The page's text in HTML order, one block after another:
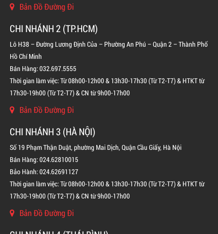
BÌNH CHỮA CHÁY KHÍ FM200 CHO TỦ ĐIỆN
Bản Đồ Đường Đi
CHI NHÁNH 2 (TP.HCM)
Lô H38 – Đường Lương Định Của – Phường An Phú – Quận 2 – Thành Phố
Hồ Chí Minh
Bán Hàng: 032.697.5555
Thời gian làm việc: Từ 08h00-12h00 & 13h30-17h30 (Từ T2-T7) & HTKT từ
17h30-19h00 (Từ T2-T7) & CN từ 9h00-17h00
Bản Đồ Đường Đi
CHI NHÁNH 3 (HÀ NỘI)
Số 19 Phạm Thận Duật, phường Mai Dịch, Quận Cầu Giấy, Hà Nội
Bán Hàng: 024.62810015
Bảo Hành: 024.62691127
Thời gian làm việc: Từ 08h00-12h00 & 13h30-17h30 (Từ T2-T7) & HTKT từ
17h30-19h00 (Từ T2-T7) & CN từ 9h00-17h00
Bản Đồ Đường Đi